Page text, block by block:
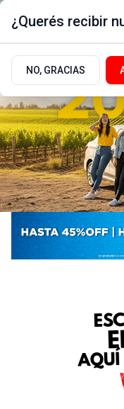
¿Querés recibir
NO, GRACIAS